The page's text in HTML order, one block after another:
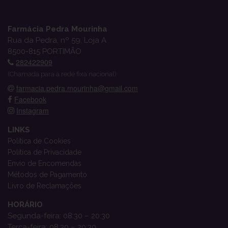
Farmácia Pedra Mourinha
Rua da Pedra, nº 59, Loja A
8500-815 PORTIMÃO
282422909
(Chamada para a rede fixa nacional)
farmacia.pedra.mourinha@gmail.com
Facebook
Instagram
LINKS
Política de Cookies
Política de Privacidade
Envio de Encomendas
Métodos de Pagamento
Livro de Reclamações
HORÁRIO
Segunda-feira: 08:30 – 20:30